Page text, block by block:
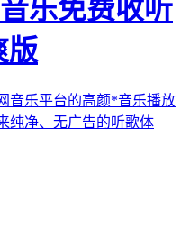
乐免费收听
版
音乐平台的高颜*音乐播放
纯净、无广告的听歌体